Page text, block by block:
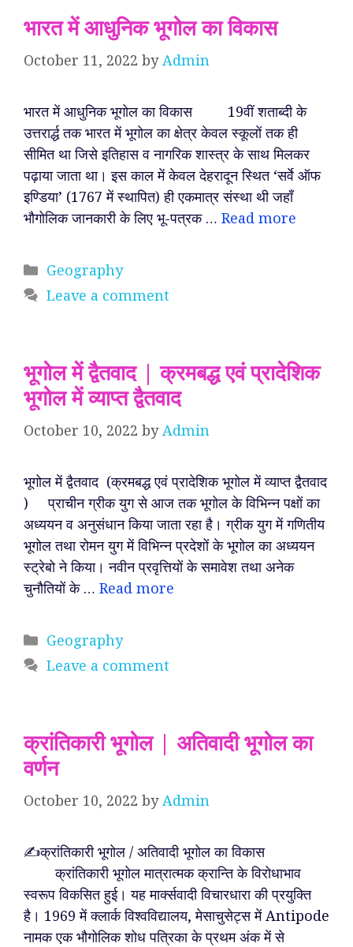
भारत में आधुनिक भूगोल का विकास
October 11, 2022 by Admin
भारत में आधुनिक भूगोल का विकास 19वीं शताब्दी के
उत्तरार्द्ध तक भारत में भूगोल का क्षेत्र केवल स्कूलों तक ही
सीमित था जिसे इतिहास व नागरिक शास्त्र के साथ मिलकर
पढ़ाया जाता था। इस काल में केवल देहरादून स्थित ‘सर्वे ऑफ
इण्डिया’ (1767 में स्थापित) ही एकमात्र संस्था थी जहाँ
भौगोलिक जानकारी के लिए भू-पत्रक … Read more
Categories
Geography
Leave a comment
भूगोल में द्वैतवाद | क्रमबद्ध एवं प्रादेशिक
भूगोल में व्याप्त द्वैतवाद
October 10, 2022 by Admin
भूगोल में द्वैतवाद (क्रमबद्ध एवं प्रादेशिक भूगोल में व्याप्त द्वैतवाद
) प्राचीन ग्रीक युग से आज तक भूगोल के विभिन्न पक्षों का
अध्ययन व अनुसंधान किया जाता रहा है। ग्रीक युग में गणितीय
भूगोल तथा रोमन युग में विभिन्न प्रदेशों के भूगोल का अध्ययन
स्ट्रेबो ने किया। नवीन प्रवृत्तियों के समावेश तथा अनेक
चुनौतियों के … Read more
Categories
Geography
Leave a comment
क्रांतिकारी भूगोल | अतिवादी भूगोल का
वर्णन
October 10, 2022 by Admin
✍️क्रांतिकारी भूगोल / अतिवादी भूगोल का विकास
क्रांतिकारी भूगोल मात्रात्मक क्रान्ति के विरोधाभाव
स्वरूप विकसित हुई। यह मार्क्सवादी विचारधारा की प्रयुक्ति
है। 1969 में क्लार्क विश्वविद्यालय, मेसाचुसेट्स में Antipode
नामक एक भौगोलिक शोध पत्रिका के प्रथम अंक में से